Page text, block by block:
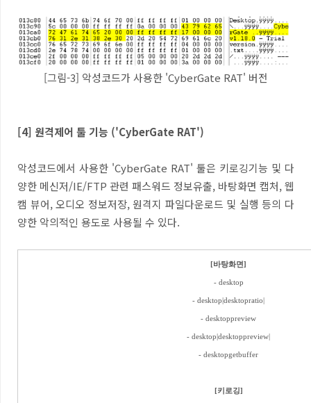
[그림-3] 악성코드가 사용한 'CyberGate RAT' 버전
[4] 원격제어 툴 기능 ('CyberGate RAT')
악성코드에서 사용한 'CyberGate RAT' 툴은 키로깅기능 및 다
양한 메신저/IE/FTP 관련 패스워드 정보유출, 바탕화면 캡처, 웹
캠 뷰어, 오디오 정보저장, 원격지 파일다운로드 및 실행 등의 다
양한 악의적인 용도로 사용될 수 있다.
[바탕화면]
- desktop
- desktop|desktopratio|
- desktoppreview
- desktop|desktoppreview|
- desktopgetbuffer
[키로깅]